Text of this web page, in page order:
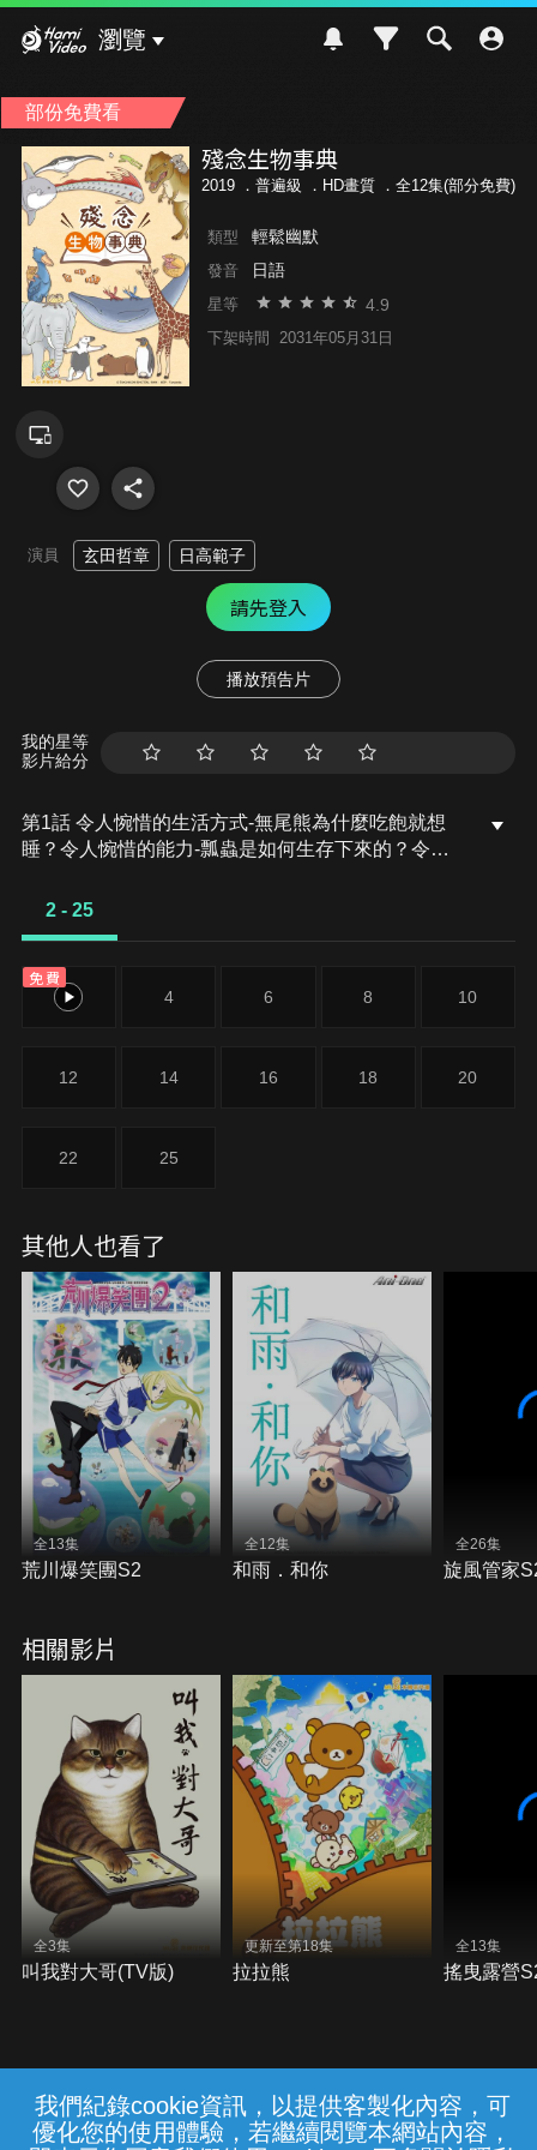
我們紀錄cookie資訊，以提供客製化內容，可
優化您的使用體驗，若繼續閱覽本網站內容，
瀏覽
部份免費看
殘念生物事典
2019 ． 普遍級 ．HD畫質 ．全12集(部分免費)
類型 輕鬆幽默
發音 日語
星等 4.9
下架時間 2031年05月31日
演員 玄田哲章 日高範子
請先登入
播放預告片
我的星等
影片給分
第1話 令人惋惜的生活方式-無尾熊為什麼吃飽就想
睡？令人惋惜的能力-瓢蟲是如何生存下來的？令人
的生活方式-浣熊為什麼總是在搓搓洗洗？令人惋惜
2 - 25
免費
2 4 6 8 10
12 14 16 18 20
22 25
其他人也看了
全13集
荒川爆笑團S2
全12集
和雨．和你
全26集
旋風管家
相關影片
全3集
叫我對大哥(TV版)
更新至第18集
拉拉熊
全13集
搖曳露營
常見問題 線上客服 服務條款 隱私權保護
{{notifyMsg}}